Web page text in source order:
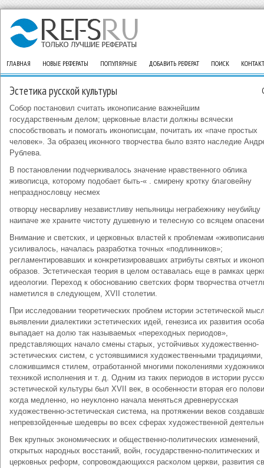
ГЛАВНАЯ НОВЫЕ РЕФЕРАТЫ ПОПУЛЯРНЫЕ ДОБАВИТЬ РЕФЕРАТ ПОИСК
Эстетика русской культуры
Собор постановил считать иконописание важнейшим
государственным делом; церковные власти должны всячески
способствовать и помогать иконописцам, почитать их «паче простых
человек». За образец иконного творчества было взято наследие
Рублева.
В постановлении подчеркивалось значение нравственного облика
живописца, которому подобает быть-« . смирену кротку благовейну
непразднословцу несмех
отворцу несварливу независтливу непьяницы неграбежнику неубийцу
наипаче же храните чистоту душевную и телесную со всяцем
Внимание и светских, и церковных властей к проблемам
усиливалось, началась разработка точных «подлинников»;
регламентировавших и конкретизировавших атрибуты святых и
образов. Эстетическая теория в целом оставалась еще в рамках
идеологии. Переход к обоснованию светских форм творчества
наметился в следующем, XVII столетии.
При исследовании теоретических проблем истории эстетической
выявлении диалектики эстетических идей, генезиса их развития
выпадает на долю так называемых «переходных периодов»,
представляющих начало смены старых, устойчивых художественно-
эстетических систем, с устоявшимися художественными традициями,
сложившимся стилем, отработанной многими поколениями
техникой исполнения и т. д. Одним из таких периодов в истории
эстетической культуры был XVII век, в особенности вторая его
когда медленно, но неуклонно начала меняться древнерусская
художественно-эстетическая система, на протяжении веков
непревзойденные шедевры во всех сферах художественной
Век крупных экономических и общественно-политических изменений,
открытых народных восстаний, войн, государственно-политических и
церковных реформ, сопровождающихся расколом церкви, развития